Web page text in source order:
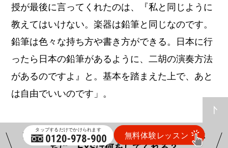
授が最後に言ってくれたのは、『私と同じように
教えてはいけない。楽器は鉛筆と同じなのです。
鉛筆は色々な持ち方や書き方ができる。日本に行
ったら日本の鉛筆があるように、二胡の演奏方法
があるのですよ』と。基本を踏まえた上で、あと
は自由でいいのです」。
ただ純粋に音楽を楽しみたい！―そんな人た